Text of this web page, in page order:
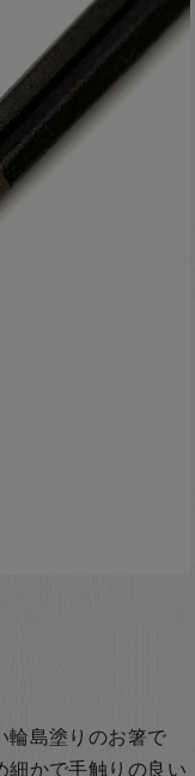
輪島塗りのお箸で
細かで手触りの良い